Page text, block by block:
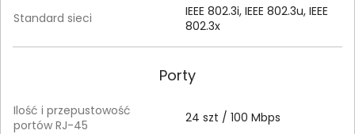
Standard sieci
IEEE 802.3i, IEEE 802.3u, IEEE
802.3x
Porty
Ilość i przepustowość
portów RJ-45
24 szt / 100 Mbps